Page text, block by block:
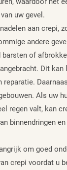
uw gevel.
aan crepi,
andere
barsten of
Dit
reparatie.
Als uw
regen valt, kan
binnendringen
om goed
crepi voordat u